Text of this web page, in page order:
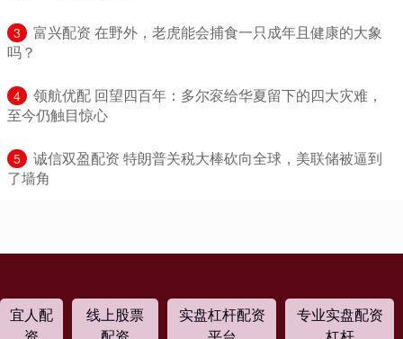
3
​富兴配资 在野外，老虎能会捕食一只成年且健康的大象
吗？
4
​领航优配 回望四百年：多尔衮给华夏留下的四大灾难，
至今仍触目惊心
5
​诚信双盈配资 特朗普关税大棒砍向全球，美联储被逼到
了墙角
宜人配
线上股票
实盘杠杆配资
专业实盘配资